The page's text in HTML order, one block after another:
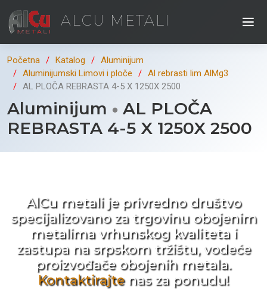
ALCU METALI
Početna Katalog
Aluminijum
Aluminijumski Limovi i ploče
Al rebrasti lim AlMg3
AL PLOČA REBRASTA 4-5 X 1250X 2500
Aluminijum
AL PLOČA
REBRASTA 4-5 X 1250X 2500
AlCu metali je privredno društvo
specijalizovano za trgovinu obojenim
metalima vrhunskog kvaliteta i
zastupa na srpskom tržištu, vodeće
proizvođače obojenih metala.
Kontaktirajtenas za ponudu!